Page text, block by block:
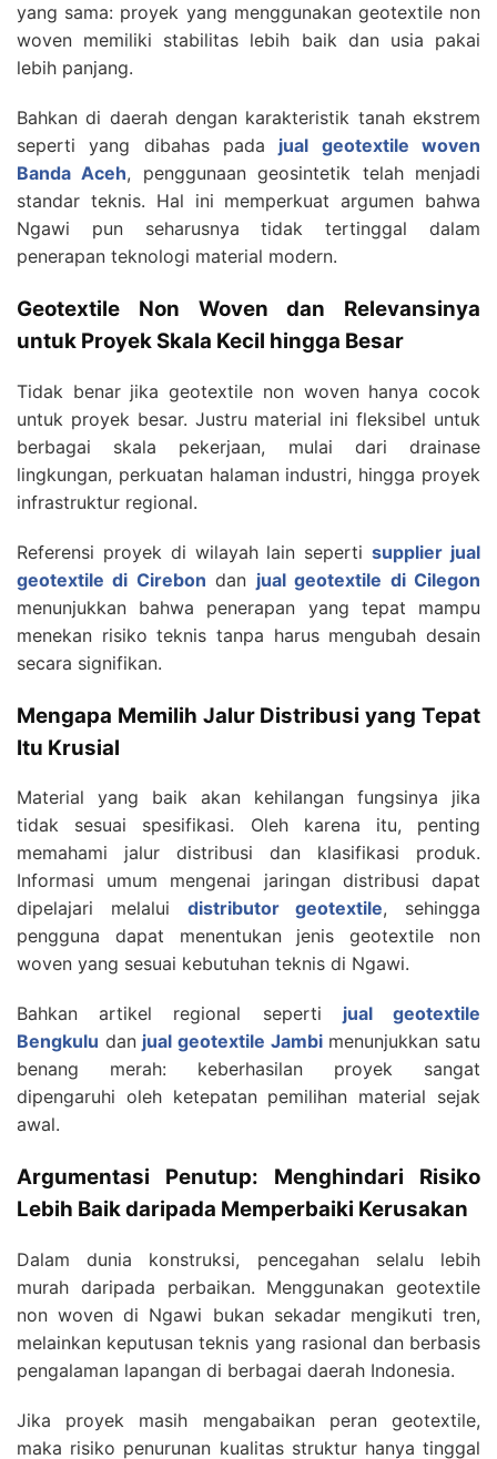
yang sama: proyek yang menggunakan geotextile non
woven memiliki stabilitas lebih baik dan usia pakai
lebih panjang.
Bahkan di daerah dengan karakteristik tanah ekstrem
seperti yang dibahas pada jual geotextile woven
Banda Aceh, penggunaan geosintetik telah menjadi
standar teknis. Hal ini memperkuat argumen bahwa
Ngawi pun seharusnya tidak tertinggal dalam
penerapan teknologi material modern.
Geotextile Non Woven dan Relevansinya
untuk Proyek Skala Kecil hingga Besar
Tidak benar jika geotextile non woven hanya cocok
untuk proyek besar. Justru material ini fleksibel untuk
berbagai skala pekerjaan, mulai dari drainase
lingkungan, perkuatan halaman industri, hingga proyek
infrastruktur regional.
Referensi proyek di wilayah lain sepertisupplier jual
geotextile di Cirebon dan jual geotextile di Cilegon
menunjukkan bahwa penerapan yang tepat mampu
menekan risiko teknis tanpa harus mengubah desain
secara signifikan.
Mengapa Memilih Jalur Distribusi yang Tepat
Itu Krusial
Material yang baik akan kehilangan fungsinya jika
tidak sesuai spesifikasi. Oleh karena itu, penting
memahami jalur distribusi dan klasifikasi produk.
Informasi umum mengenai jaringan distribusi dapat
dipelajari melalui distributor geotextile, sehingga
pengguna dapat menentukan jenis geotextile non
woven yang sesuai kebutuhan teknis di Ngawi.
Bahkan artikel regional seperti jual geotextile
Bengkulu dan jual geotextile Jambimenunjukkan satu
benang merah: keberhasilan proyek sangat
dipengaruhi oleh ketepatan pemilihan material sejak
awal.
Argumentasi Penutup: Menghindari Risiko
Lebih Baik daripada Memperbaiki Kerusakan
Dalam dunia konstruksi, pencegahan selalu lebih
murah daripada perbaikan. Menggunakan geotextile
non woven di Ngawi bukan sekadar mengikuti tren,
melainkan keputusan teknis yang rasional dan berbasis
pengalaman lapangan di berbagai daerah Indonesia.
Jika proyek masih mengabaikan peran geotextile,
maka risiko penurunan kualitas struktur hanya tinggal